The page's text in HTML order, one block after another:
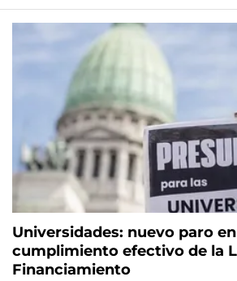
Universidades: nuevo paro
cumplimiento efectivo de la
Financiamiento